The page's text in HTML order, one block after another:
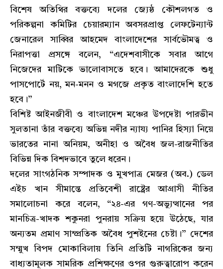
​বিশেষ অতিথির বক্তব্যে দলের জ্যেষ্ঠ কৌশলগত ও
পরিকল্পনা কমিটির চেয়ারম্যান অবসরপ্রাপ্ত লেফটেন্যান্ট
জেনারেল সাব্বির আহমেদ বাংলাদেশের সার্বভৌমত্ব ও
নিরাপত্তা প্রসঙ্গে বলেন, “এদেশবাসীকে সবার আগে
নিজেদের মাটিকে ভালোবাসতে হবে। আমাদেরকে শুধু
পাসপোর্টে নয়, মন-মনন ও মগজে প্রকৃত বাংলাদেশি হতে
হবে।”
​বিশিষ্ট আইনজীবী ও বাংলাদেশ মঞ্চের উপদেষ্টা পারভীন
সুলতানা তাঁর বক্তব্যে অভিন্ন নদীর ন্যায্য পানির হিস্যা নিয়ে
ভারতের নানা অনিয়ম, অনীহা ও অবৈধ জল-রাজনীতির
বিভিন্ন দিক বিশদভাবে তুলে ধরেন।
​দলের সাংগঠনিক সম্পাদক ও মুখপাত্র মেজর (অব.) ডেল
এইচ খান সীমান্তে প্রতিবেশী রাষ্ট্রের আগ্রাসী নীতির
সমালোচনা করে বলেন, “২৪-এর গণ-অভ্যুত্থানের পর
মানচিত্র-খাদক শকুনরা পুনরায় সক্রিয় হয়ে উঠেছে, যার
অন্যতম প্রমাণ সাম্প্রতিক অবৈধ পুশইনের চেষ্টা।” দেশের
সম্মুখ বিপদ মোকাবিলায় তিনি প্রতিটি নাগরিকের জন্য
বাধ্যতামূলক সামরিক প্রশিক্ষণের ওপর গুরুত্বারোপ করেন